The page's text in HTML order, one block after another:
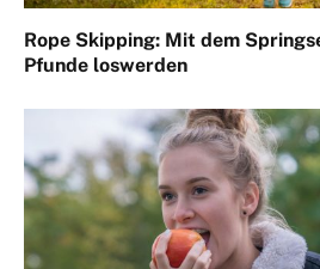
Rope Skipping: Mit dem
Pfunde loswerden